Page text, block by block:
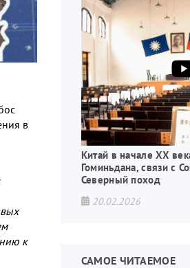
в
к
Китай в начале XX
Гоминьдана, связи с
Северный поход
20.02.2026
САМОЕ ЧИТАЕМОЕ